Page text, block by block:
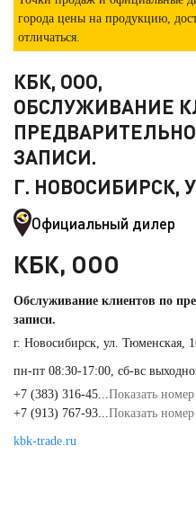
города цены на продукцию,
отличаться.
КБК, ООО,
ОБСЛУЖИВАНИЕ
ЗАПИСИ.
Г. НОВОСИБИРСК,
Официальный дилер
КБК, ООО
Обслуживание клиентов по
записи.
г. Новосибирск, ул. Тюменская,
пн-пт 08:30-17:00, сб-вс
+7 (383) 316-45...Показать номер
+7 (913) 767-93...Показать номер
kbk-trade.ru